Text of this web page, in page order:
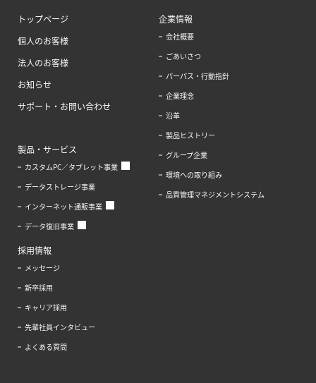
トップページ
個人のお客様
法人のお客様
お知らせ
サポート・お問い合わせ
製品・サービス
カスタムPC／タブレット事業
データストレージ事業
インターネット通販事業
データ復旧事業
企業情報
会社概要
ごあいさつ
パーパス・行動指針
企業理念
沿革
製品ヒストリー
グループ企業
環境への取り組み
品質管理マネジメントシステム
採用情報
メッセージ
新卒採用
キャリア採用
先輩社員インタビュー
よくある質問